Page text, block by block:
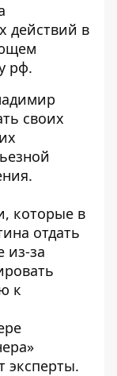
действий в
рф.
своих
которые в
отдать
из-за
к
эксперты.